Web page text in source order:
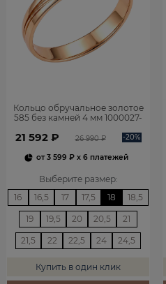
Кольцо обручальное золотое
585 без камней 4 мм 1000027-
21 592 ₽ 26 990 ₽ -20%
от3 599 ₽ x 6 платежей
Выберите размер:
16
16,5 17 17,5 18 18,5
19 19,5 20 20,5 21
21,5 22 22,5 24 24,5
Купить в один клик